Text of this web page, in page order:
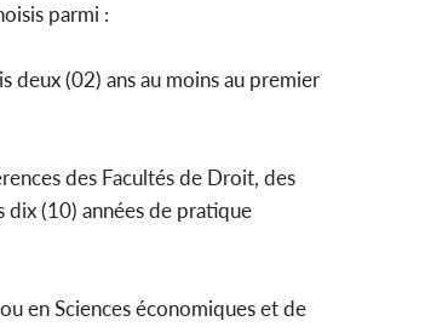
parmi :
deux (02) ans au moins au premier
des Facultés de Droit, des
dix (10) années de pratique
en Sciences économiques et de